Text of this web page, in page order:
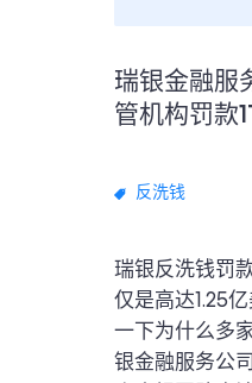
瑞银金融服
管机构罚款
反洗钱
瑞银反洗钱罚
仅是高达1.25
一下为什么多
银金融服务公